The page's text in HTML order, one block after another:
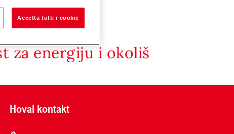
za energiju i okoliš
Hoval kontakt
Accetta tutti i cookie